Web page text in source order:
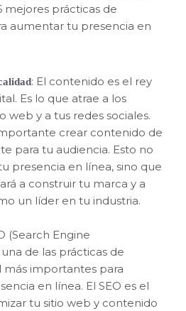
mejores prácticas de
aumentar tu presencia en
: El contenido es el rey
Es lo que atrae a los
web y a tus redes sociales.
crear contenido de
para tu audiencia. Esto no
presencia en línea, sino que
a construir tu marca y a
un líder en tu industria.
(Search Engine
de las prácticas de
más importantes para
en línea. El SEO es el
tu sitio web y contenido